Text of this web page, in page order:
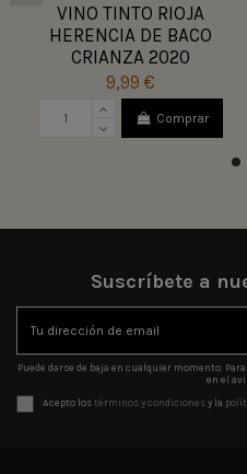
VINO TINTO RIOJA
HERENCIA DE BACO
CRIANZA 2020
9,99 €
Comprar
Suscríbete a
Puede darse de baja en cualquier momento.
en el
Acepto lostérminos y condicionesy la